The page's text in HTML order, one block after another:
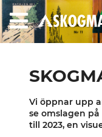
Vi öppnar upp
se omslagen
till 2023, en